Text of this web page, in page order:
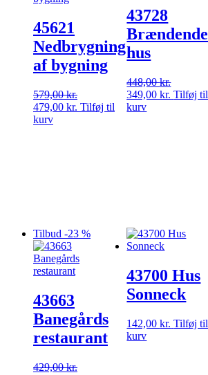
45621
Nedbrygning
af bygning
579,00kr.
Den
oprindelige
479,00 kr. Den
Tilføj til
kurv
43728
Brændende
hus
448,00kr.
Den
oprindelige
349,00kr. Den
Tilføj til
kurv
Tilbud -23 %
43663
Banegårds
restaurant
429,00kr.
43700 Hus
Sonneck
142,00kr. Tilføj til
kurv